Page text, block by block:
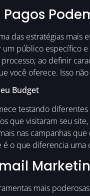
das estratégias mais
um público específico
ao definir
você oferece. Isso
Budget
testando diferentes
que visitaram seu
nas campanhas
o que diferencia
mais